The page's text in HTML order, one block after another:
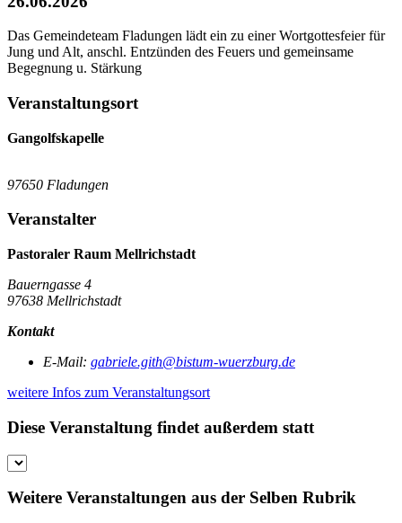
Das Gemeindeteam Fladungen lädt ein zu einer Wortgottesfeier für
Jung und Alt, anschl. Entzünden des Feuers und gemeinsame
Begegnung u. Stärkung
Veranstaltungsort
Gangolfskapelle
97650 Fladungen
Veranstalter
Pastoraler Raum Mellrichstadt
Bauerngasse 4
97638 Mellrichstadt
Kontakt
E-Mail: gabriele.gith@bistum-wuerzburg.de
weitere Infos zum Veranstaltungsort
Diese Veranstaltung findet außerdem statt
Weitere Veranstaltungen aus der Selben Rubrik